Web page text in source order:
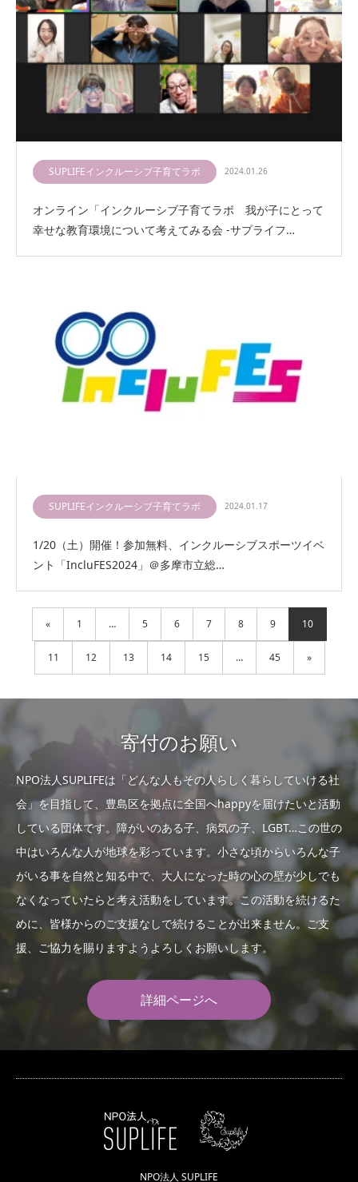
SUPLIFEインクルーシブ子育てラボ 2024.01.26
オンライン「インクルーシブ子育てラボ 我が子にとって
幸せな教育環境について考えてみる会 -サプライフ…
SUPLIFEインクルーシブ子育てラボ 2024.01.17
1/20（土）開催！参加無料、インクルーシブスポーツイベ
ント「IncluFES2024」＠多摩市立総…
« 1 … 5 6 7 8 9 10
11 12 13 14 15 … 45 »
寄付のお願い
NPO法人SUPLIFEは「どんな人もその人らしく暮らしていける社
会」を目指して、豊島区を拠点に全国へhappyを届けたいと活動
している団体です。障がいのある子、病気の子、LGBT…この世の
中はいろんな人が地球を彩っています。小さな頃からいろんな子
がいる事を自然と知る中で、大人になった時の心の壁が少しでも
なくなっていたらと考え活動をしています。この活動を続けるた
めに、皆様からのご支援なしで続けることが出来ません。ご支
援、ご協力を賜りますようよろしくお願いします。
詳細ページへ
NPO法人 SUPLIFE